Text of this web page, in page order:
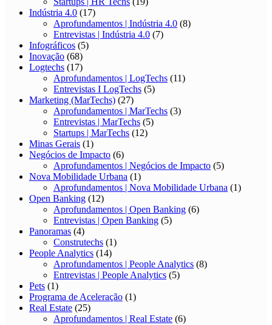
Indústria 4.0 (17)
Aprofundamentos | Indústria 4.0 (8)
Entrevistas | Indústria 4.0 (7)
Infográficos (5)
Inovação (68)
Logtechs (17)
Aprofundamentos | LogTechs (11)
Entrevistas I LogTechs (5)
Marketing (MarTechs) (27)
Aprofundamentos | MarTechs (3)
Entrevistas | MarTechs (5)
Startups | MarTechs (12)
Minas Gerais (1)
Negócios de Impacto (6)
Aprofundamentos | Negócios de Impacto (5)
Nova Mobilidade Urbana (1)
Aprofundamentos | Nova Mobilidade Urbana (1)
Open Banking (12)
Aprofundamentos | Open Banking (6)
Entrevistas | Open Banking (5)
Panoramas (4)
Construtechs (1)
People Analytics (14)
Aprofundamentos | People Analytics (8)
Entrevistas | People Analytics (5)
Pets (1)
Programa de Aceleração (1)
Real Estate (25)
Aprofundamentos | Real Estate (6)